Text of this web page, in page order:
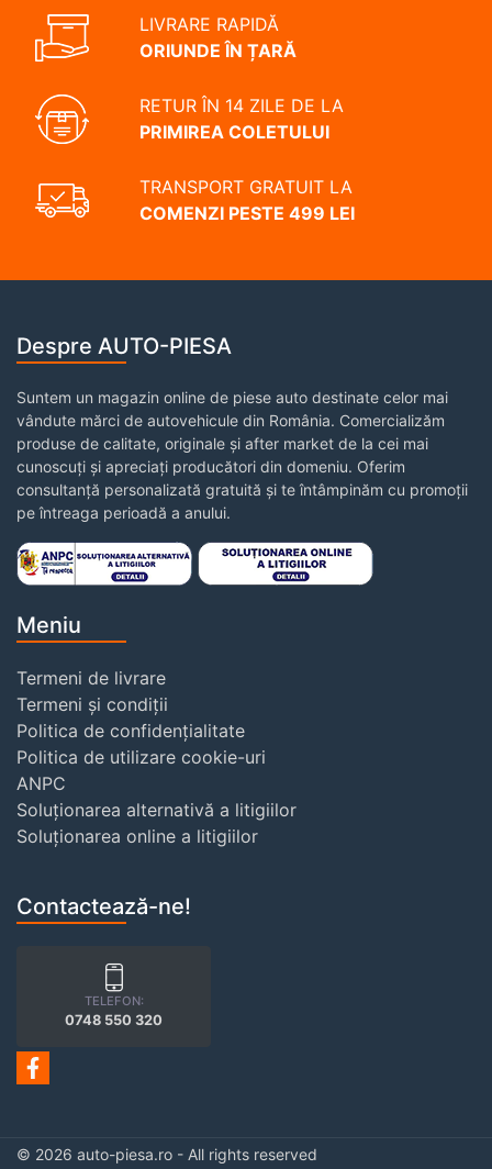
LIVRARE RAPIDĂ
ORIUNDE ÎN ȚARĂ
RETUR ÎN 14 ZILE DE LA
PRIMIREA COLETULUI
TRANSPORT GRATUIT LA
COMENZI PESTE 499 LEI
Despre AUTO-PIESA
Suntem un magazin online de piese auto destinate celor mai
vândute mărci de autovehicule din România. Comercializăm
produse de calitate, originale și after market de la cei mai
cunoscuți și apreciați producători din domeniu. Oferim
consultanță personalizată gratuită și te întâmpinăm cu promoții
pe întreaga perioadă a anului.
Meniu
Termeni de livrare
Termeni și condiții
Politica de confidențialitate
Politica de utilizare cookie-uri
ANPC
Soluționarea alternativă a litigiilor
Soluționarea online a litigiilor
Contactează-ne!
TELEFON:
0748 550 320
© 2026 auto-piesa.ro - All rights reserved